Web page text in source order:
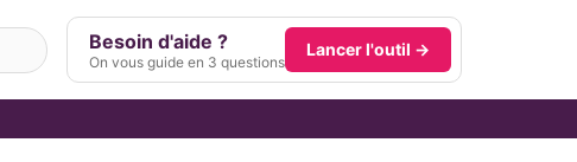
Besoin d'aide ?
On vous guide en 3 questions
Lancer l'outil →